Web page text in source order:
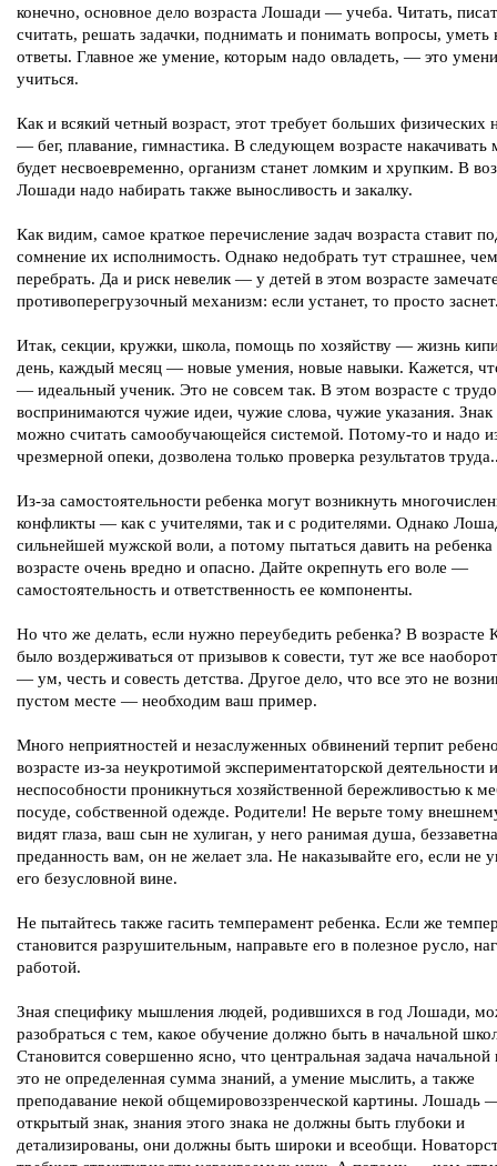
конечно, основное дело возраста Лошади — учеба. Читать,
считать, решать задачки, поднимать и понимать вопросы, уметь
ответы. Главное же умение, которым надо овладеть, — это
учиться.
Как и всякий четный возраст, этот требует больших физических
— бег, плавание, гимнастика. В следующем возрасте
будет несвоевременно, организм станет ломким и хрупким. В
Лошади надо набирать также выносливость и закалку.
Как видим, самое краткое перечисление задач возраста ставит
сомнение их исполнимость. Однако недобрать тут страшнее, чем
перебрать. Да и риск невелик — у детей в этом возрасте
противоперегрузочный механизм: если устанет, то просто
Итак, секции, кружки, школа, помощь по хозяйству — жизнь
день, каждый месяц — новые умения, новые навыки. Кажется,
— идеальный ученик. Это не совсем так. В этом возрасте с
воспринимаются чужие идеи, чужие слова, чужие указания.
можно считать самообучающейся системой. Потому-то и надо
чрезмерной опеки, дозволена только проверка результатов
Из-за самостоятельности ребенка могут возникнуть
конфликты — как с учителями, так и с родителями. Однако
сильнейшей мужской воли, а потому пытаться давить на ребенка
возрасте очень вредно и опасно. Дайте окрепнуть его воле —
самостоятельность и ответственность ее компоненты.
Но что же делать, если нужно переубедить ребенка? В возрасте
было воздерживаться от призывов к совести, тут же все
— ум, честь и совесть детства. Другое дело, что все это не
пустом месте — необходим ваш пример.
Много неприятностей и незаслуженных обвинений терпит
возрасте из-за неукротимой экспериментаторской деятельности и
неспособности проникнуться хозяйственной бережливостью к
посуде, собственной одежде. Родители! Не верьте тому
видят глаза, ваш сын не хулиган, у него ранимая душа,
преданность вам, он не желает зла. Не наказывайте его, если не
его безусловной вине.
Не пытайтесь также гасить темперамент ребенка. Если же
становится разрушительным, направьте его в полезное русло,
работой.
Зная специфику мышления людей, родившихся в год Лошади,
разобраться с тем, какое обучение должно быть в начальной
Становится совершенно ясно, что центральная задача
это не определенная сумма знаний, а умение мыслить, а также
преподавание некой общемировоззренческой картины. Лошадь
открытый знак, знания этого знака не должны быть глубоки и
детализированы, они должны быть широки и всеобщи.